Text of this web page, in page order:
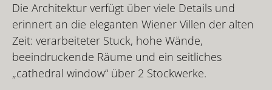
Die Architektur verfügt über viele Details und
erinnert an die eleganten Wiener Villen der alten
Zeit: verarbeiteter Stuck, hohe Wände,
beeindruckende Räume und ein seitliches
„cathedral window“ über 2 Stockwerke.